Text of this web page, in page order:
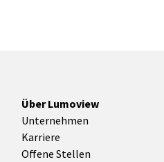
Über Lumoview
Unternehmen
Karriere
Offene Stellen